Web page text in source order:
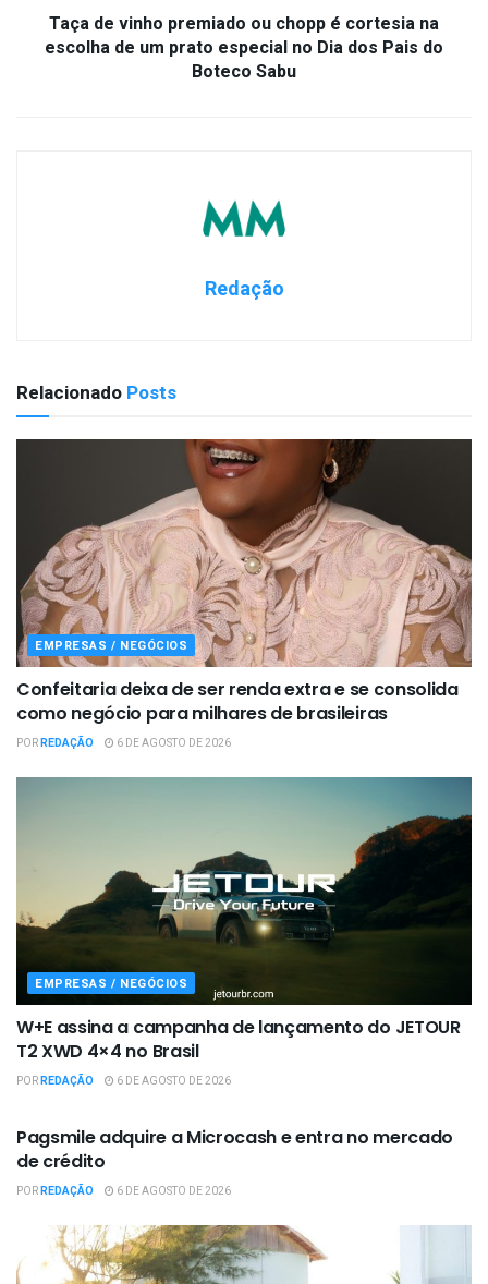
Taça de vinho premiado ou chopp é cortesia na
escolha de um prato especial no Dia dos Pais do
Boteco Sabu
Redação
Relacionado Posts
EMPRESAS / NEGÓCIOS
Confeitaria deixa de ser renda extra e se consolida
como negócio para milhares de brasileiras
PORREDAÇÃO 6 DE AGOSTO DE 2026
EMPRESAS / NEGÓCIOS
W+E assina a campanha de lançamento do JETOUR
T2 XWD 4×4 no Brasil
PORREDAÇÃO 6 DE AGOSTO DE 2026
Pagsmile adquire a Microcash e entra no mercado
de crédito
PORREDAÇÃO 6 DE AGOSTO DE 2026